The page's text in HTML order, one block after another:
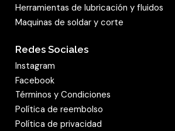
Herramientas de lubricación y fluidos
Maquinas de soldar y corte
Redes Sociales
Instagram
Facebook
Términos y Condiciones
Política de reembolso
Política de privacidad